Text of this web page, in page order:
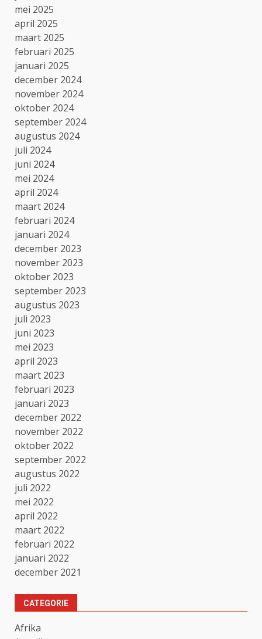
mei 2025
april 2025
maart 2025
februari 2025
januari 2025
december 2024
november 2024
oktober 2024
september 2024
augustus 2024
juli 2024
juni 2024
mei 2024
april 2024
maart 2024
februari 2024
januari 2024
december 2023
november 2023
oktober 2023
september 2023
augustus 2023
juli 2023
juni 2023
mei 2023
april 2023
maart 2023
februari 2023
januari 2023
december 2022
november 2022
oktober 2022
september 2022
augustus 2022
juli 2022
mei 2022
april 2022
maart 2022
februari 2022
januari 2022
december 2021
CATEGORIE
Afrika